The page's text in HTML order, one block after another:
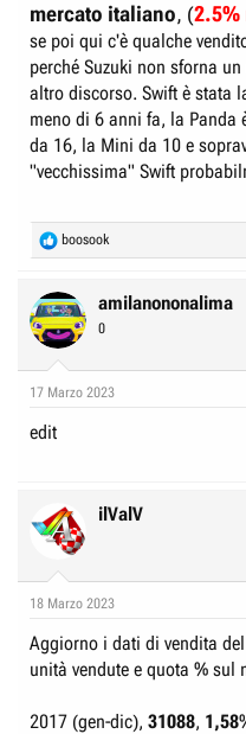
mercato italiano, (2.5%
se poi qui c'è qualche
perché Suzuki non sforna
altro discorso. Swift è stata
meno di 6 anni fa, la Panda
da 16, la Mini da 10 e
"vecchissima" Swift
R
e
c
t
i
s
boosook
amilanononalima
0
17 Marzo 2023
edit
ilValV
18 Marzo 2023
Aggiorno i dati di vendita
unità vendute e quota %
2017 (gen-dic), 31088, 1,58